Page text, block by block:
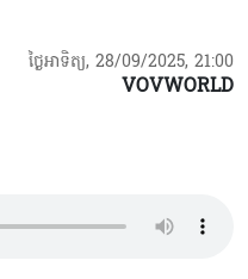
ថ្ងៃអាទិត្យ, 28/09/2025, 21:00
VOVWORLD